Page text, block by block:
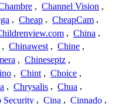
, Channel Vision ,
, Cheap , CheapCam ,
, China ,
, Chinawest , Chine ,
, Chineseptz ,
, Chint , Choice ,
, Chrysalis , Chua ,
Security , Cina , Cinnado ,